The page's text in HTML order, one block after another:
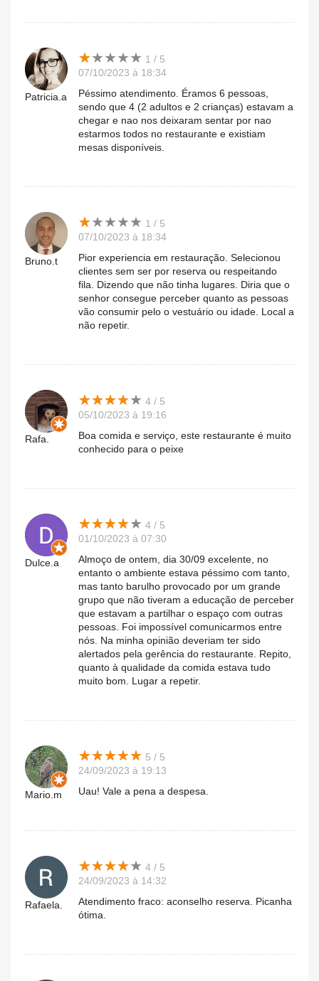
Patricia.a
★★★★★
★★★★★ 1 / 5
07/10/2023 à 18:34
Péssimo atendimento. Éramos 6 pessoas,
sendo que 4 (2 adultos e 2 crianças) estavam a
chegar e nao nos deixaram sentar por nao
estarmos todos no restaurante e existiam
mesas disponíveis.
Bruno.t
★★★★★
★★★★★ 1 / 5
07/10/2023 à 18:34
Pior experiencia em restauração. Selecionou
clientes sem ser por reserva ou respeitando
fila. Dizendo que não tinha lugares. Diria que o
senhor consegue perceber quanto as pessoas
vão consumir pelo o vestuário ou idade. Local a
não repetir.
Rafa.
★★★★★
★★★★★ 4 / 5
05/10/2023 à 19:16
Boa comida e serviço, este restaurante é muito
conhecido para o peixe
Dulce.a
★★★★★
★★★★★ 4 / 5
01/10/2023 à 07:30
Almoço de ontem, dia 30/09 excelente, no
entanto o ambiente estava péssimo com tanto,
mas tanto barulho provocado por um grande
grupo que não tiveram a educação de perceber
que estavam a partilhar o espaço com outras
pessoas. Foi impossível comunicarmos entre
nós. Na minha opinião deveriam ter sido
alertados pela gerência do restaurante. Repito,
quanto à qualidade da comida estava tudo
muito bom. Lugar a repetir.
Mario.m
★★★★★
★★★★★ 5 / 5
24/09/2023 à 19:13
Uau! Vale a pena a despesa.
Rafaela.
★★★★★
★★★★★ 4 / 5
24/09/2023 à 14:32
Atendimento fraco: aconselho reserva. Picanha
ótima.